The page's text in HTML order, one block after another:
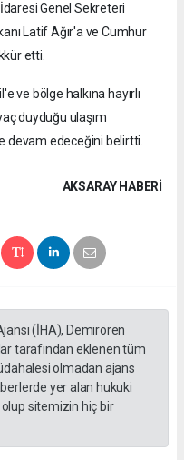
Genel Sekreteri
Latif Ağır'a ve Cumhur
etti.
ve bölge halkına hayırlı
duyduğu ulaşım
devam edeceğini belirtti.
AKSARAY HABERİ
(İHA), Demirören
tarafından eklenen tüm
olmadan ajans
yer alan hukuki
sitemizin hiç bir